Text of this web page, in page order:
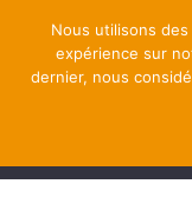
Nous utilisons
expérience sur
dernier, nous